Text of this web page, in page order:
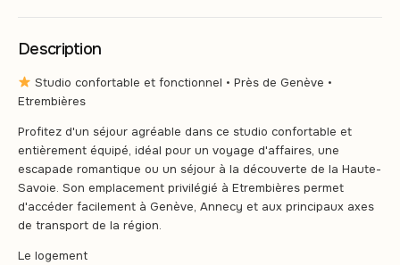
Description
Studio confortable et fonctionnel • Près de Genève •
Etrembières
Profitez d'un séjour agréable dans ce studio confortable et
entièrement équipé, idéal pour un voyage d'affaires, une
escapade romantique ou un séjour à la découverte de la Haute-
Savoie. Son emplacement privilégié à Etrembières permet
d'accéder facilement à Genève, Annecy et aux principaux axes
de transport de la région.
Le logement